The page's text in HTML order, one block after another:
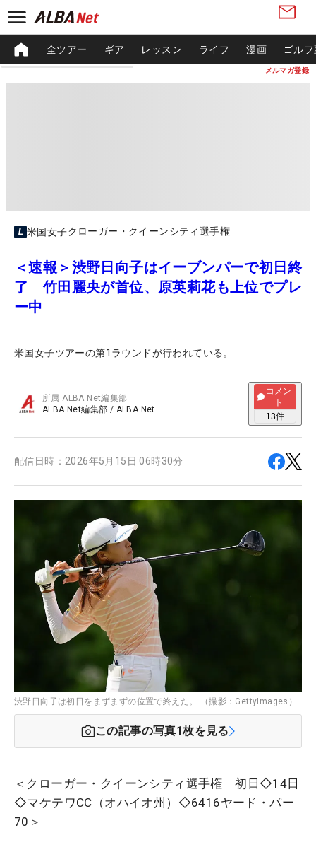
メルマガ登録
全ツアー ギア レッスン ライフ 漫画 ゴル
米国女子クローガー・クイーンシティ選手権
＜速報＞渋野日向子はイーブンパーで初日終
了 竹田麗央が首位、原英莉花も上位でプレ
ー中
米国女子ツアーの第1ラウンドが行われている。
所属ALBA Net編集部
ALBA Net編集部 / ALBA Net
コメン
ト
13件
配信日時： 2026年5月15日 06時30分
渋野日向子は初日をまずまずの位置で終えた。 （撮影：GettyImages）
この記事の写真1枚を見る
＜クローガー・クイーンシティ選手権 初日◇14日
◇マケテワCC（オハイオ州）◇6416ヤード・パー
70＞